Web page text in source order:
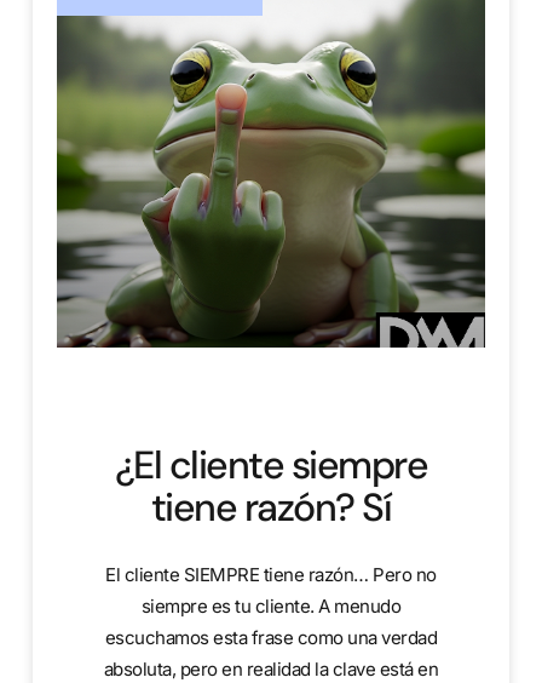
¿El cliente siempre
tiene razón? Sí
El cliente SIEMPRE tiene razón… Pero no
siempre es tu cliente. A menudo
escuchamos esta frase como una verdad
absoluta, pero en realidad la clave está en